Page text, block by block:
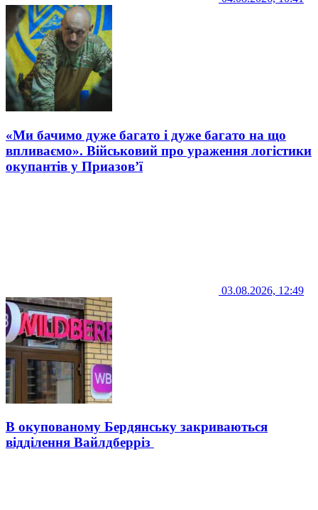
«Ми бачимо дуже багато і дуже багато на що
впливаємо». Військовий про ураження логістики
окупантів у Приазов’ї
03.08.2026, 12:49
В окупованому Бердянську закриваються
відділення Вайлдберріз